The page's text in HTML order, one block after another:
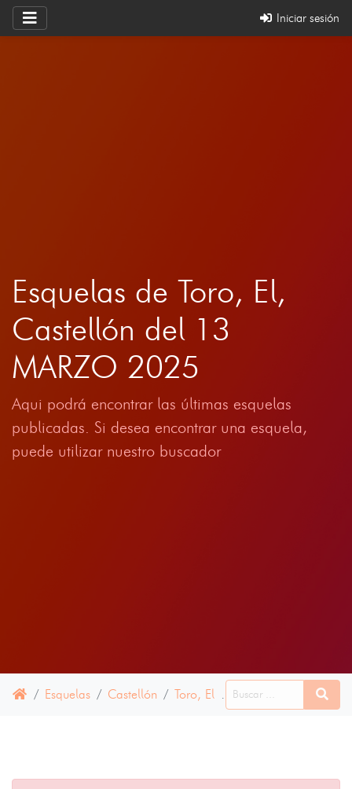
Iniciar sesión
Esquelas de Toro, El,
Castellón del 13
MARZO 2025
Aqui podrá encontrar las últimas esquelas
publicadas. Si desea encontrar una esquela,
puede utilizar nuestro buscador
Esquelas Castellón Toro, El 13 MARZO 2025